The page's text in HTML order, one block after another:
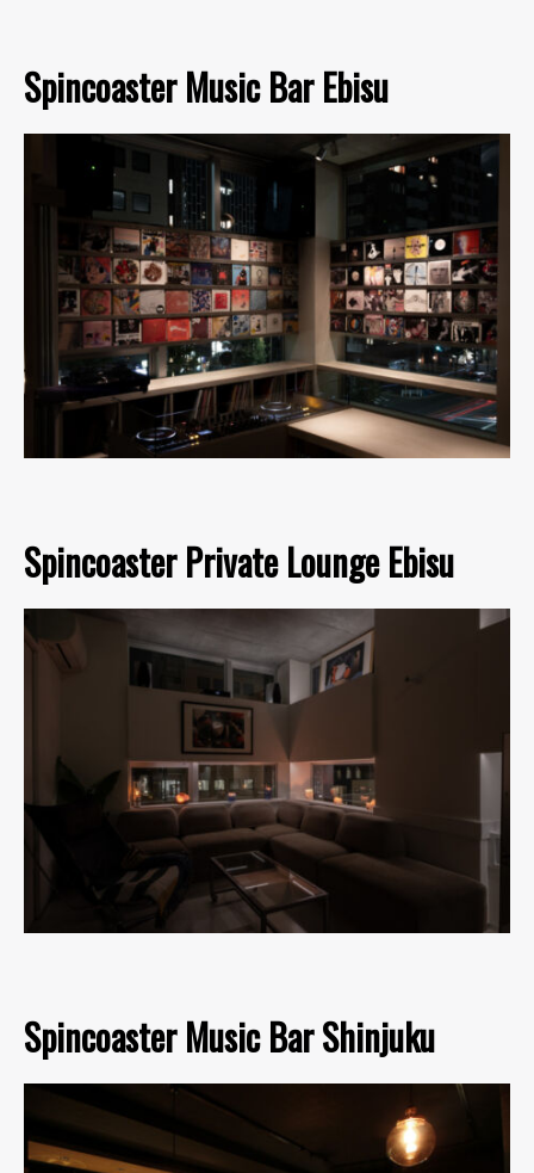
Spincoaster Music Bar Ebisu
Spincoaster Private Lounge Ebisu
Spincoaster Music Bar Shinjuku